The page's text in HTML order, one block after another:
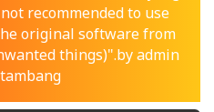
recommended to use
original software from
things)".by admin